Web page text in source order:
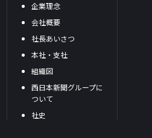
企業理念
会社概要
社長あいさつ
本社・支社
組織図
西日本新聞グループに
ついて
社史